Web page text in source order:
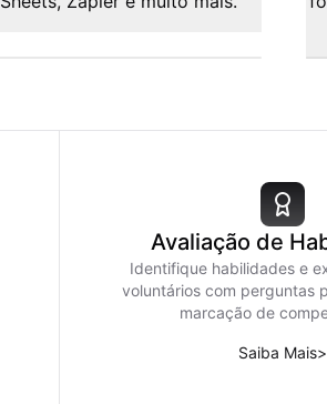
Avaliação de
Identifique habilidades e
voluntários com perguntas
marcação de
Saiba Mais>